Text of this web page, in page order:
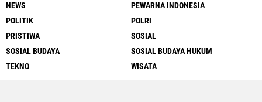
NEWS
PEWARNA INDONESIA
POLITIK
POLRI
PRISTIWA
SOSIAL
SOSIAL BUDAYA
SOSIAL BUDAYA HUKUM
TEKNO
WISATA